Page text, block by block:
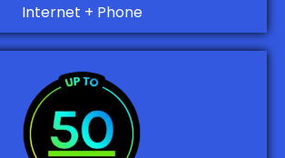
Internet + Phone